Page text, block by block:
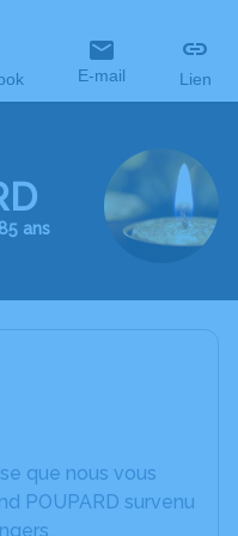
E-mail Lien
ans
que nous vous
POUPARD survenu